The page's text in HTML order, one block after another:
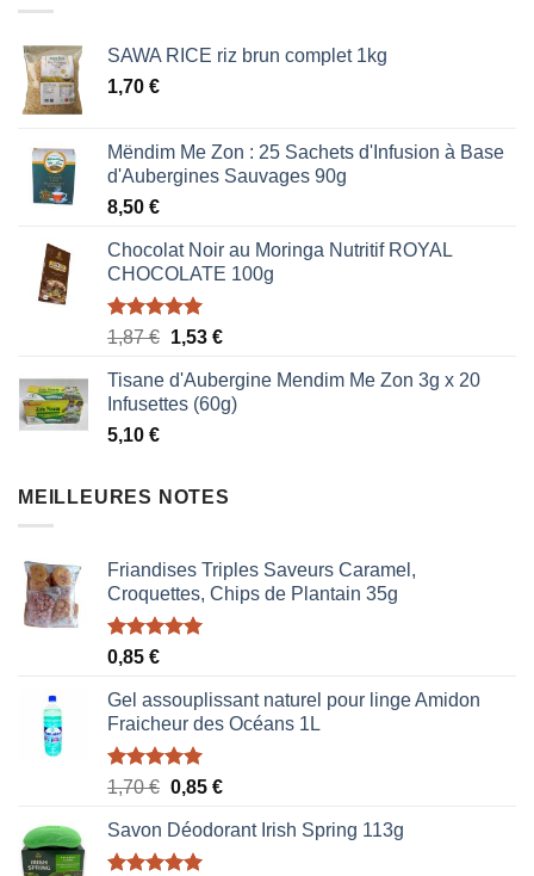
SAWA RICE riz brun complet 1kg
1,70 €
Mëndim Me Zon : 25 Sachets d'Infusion à Base
d'Aubergines Sauvages 90g
8,50 €
Chocolat Noir au Moringa Nutritif ROYAL
CHOCOLATE 100g
Note5.00
1,87€ Le
initial
était :
1,53 €Le
actuel
est :
Tisane d'Aubergine Mendim Me Zon 3g x 20
Infusettes (60g)
5,10 €
MEILLEURES NOTES
Friandises Triples Saveurs Caramel,
Croquettes, Chips de Plantain 35g
Note5.00
0,85 €
Gel assouplissant naturel pour linge Amidon
Fraicheur des Océans 1L
Note5.00
1,70€ Le
initial
était :
0,85 €Le
actuel
Savon Déodorant Irish Spring 113g